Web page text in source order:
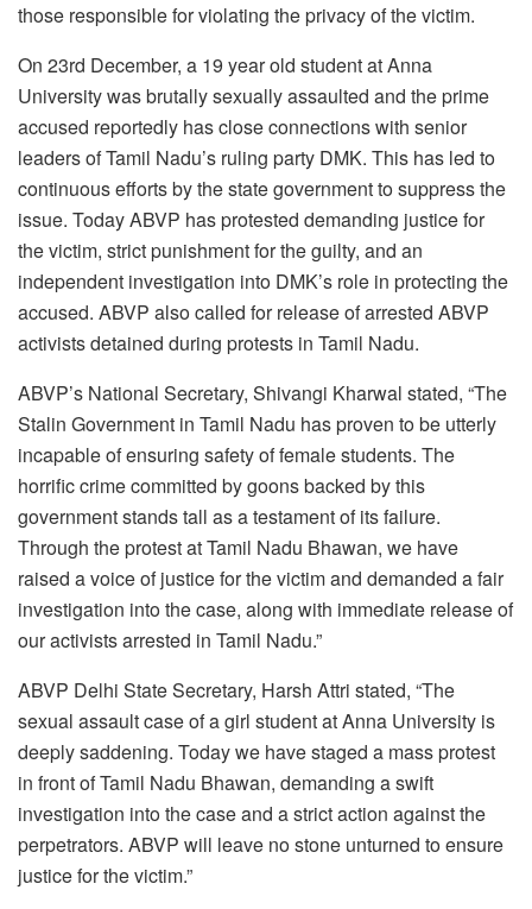
those responsible for violating the privacy of the victim.
On 23rd December, a 19 year old student at Anna
University was brutally sexually assaulted and the prime
accused reportedly has close connections with senior
leaders of Tamil Nadu’s ruling party DMK. This has led to
continuous efforts by the state government to suppress the
issue. Today ABVP has protested demanding justice for
the victim, strict punishment for the guilty, and an
independent investigation into DMK’s role in protecting the
accused. ABVP also called for release of arrested ABVP
activists detained during protests in Tamil Nadu.
ABVP’s National Secretary, Shivangi Kharwal stated, “The
Stalin Government in Tamil Nadu has proven to be utterly
incapable of ensuring safety of female students. The
horrific crime committed by goons backed by this
government stands tall as a testament of its failure.
Through the protest at Tamil Nadu Bhawan, we have
raised a voice of justice for the victim and demanded a fair
investigation into the case, along with immediate release of
our activists arrested in Tamil Nadu.”
ABVP Delhi State Secretary, Harsh Attri stated, “The
sexual assault case of a girl student at Anna University is
deeply saddening. Today we have staged a mass protest
in front of Tamil Nadu Bhawan, demanding a swift
investigation into the case and a strict action against the
perpetrators. ABVP will leave no stone unturned to ensure
justice for the victim.”